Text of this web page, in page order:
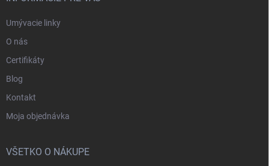
Umývacie linky
O nás
Certifikáty
Blog
Kontakt
Moja objednávka
VŠETKO O NÁKUPE